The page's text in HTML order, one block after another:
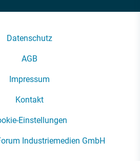
Datenschutz
AGB
Impressum
Kontakt
Einstellungen
Industriemedien GmbH